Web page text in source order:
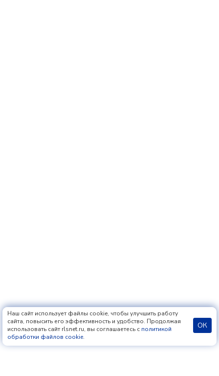
Наш сайт использует файлы cookie, чтобы улучшить работу
сайта, повысить его эффективность и удобство. Продолжая
использовать сайт rlsnet.ru, вы соглашаетесь с политикой
обработки файлов cookie.
ОК